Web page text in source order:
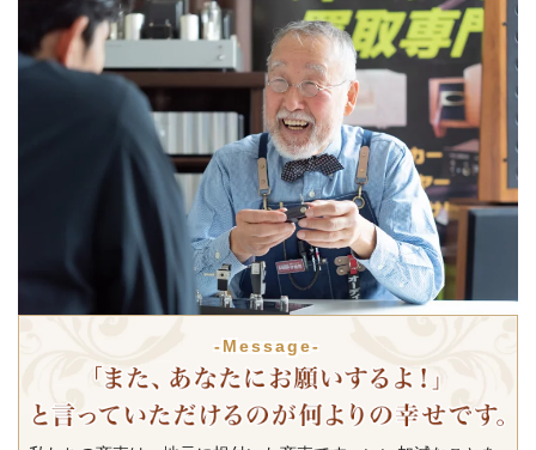
-Message-